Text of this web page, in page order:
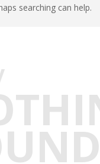
searching can help.